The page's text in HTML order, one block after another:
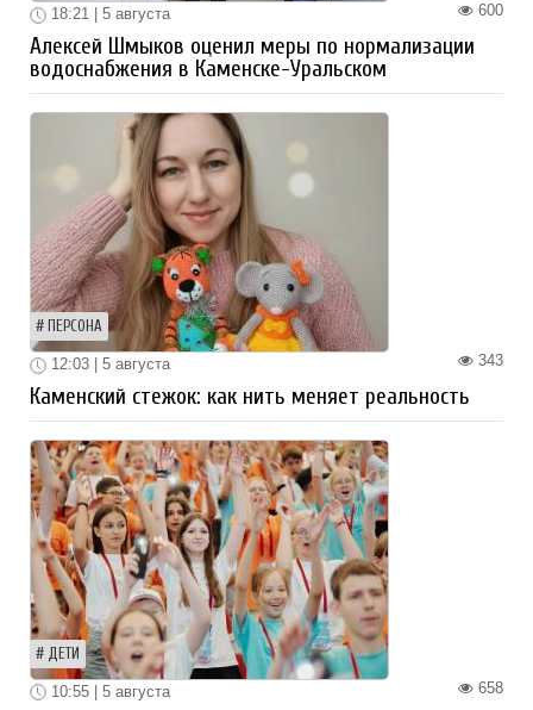
600
18:21 | 5 августа
Алексей Шмыков оценил меры по нормализации
водоснабжения в Каменске-Уральском
ПЕРСОНА
343
12:03 | 5 августа
Каменский стежок: как нить меняет реальность
ДЕТИ
658
10:55 | 5 августа